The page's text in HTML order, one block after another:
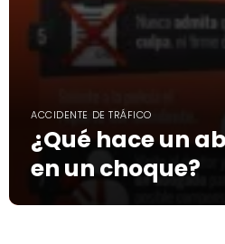
ACCIDENTE DE TRÁFICO
¿Qué hace un
en un choque?